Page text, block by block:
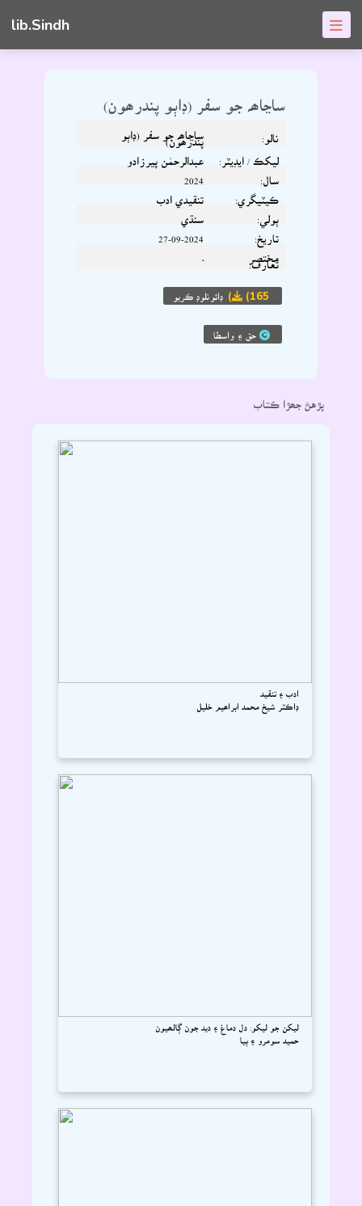
lib.Sindh
ساڃاھہ جو سفر (ڊاٻو پندرھون)
ساڃاھہ جو سفر (ڊاٻو
پندرھون)
نالو:
عبدالرحمٰن پيرزادو ليکڪ / ايڊيٽر:
سال:
تنقيدي ادب ڪيٽيگري:
سنڌي ٻولي:
تاريخ:
تعارف:
(165) ڊائونلوڊ ڪريو
حق ۽ واسطا
پڙهڻ جھڙا ڪتاب
ادب ۽ تنقيد
ڊاڪٽر شيخ محمد ابراھيم خليل
ليکن جو ليکو: دل دماغ ۽ ديد جون ڳالھيون
حميد سومرو ۽ ٻيا